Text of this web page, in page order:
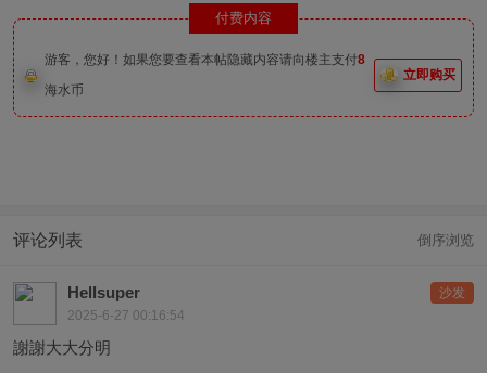
付费内容
游客，您好！如果您要查看本帖隐藏内容请向楼主支付8
海水币
立即购买
评论列表 倒序浏览
沙发
Hellsuper
2025-6-27 00:16:54
謝謝大大分明